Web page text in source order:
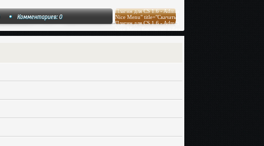
Комментариев: 0
Плагин для CS 1.6 - Admin
Nice Menu" title="Скачать
Плагин для CS 1.6 - Admin
регистрации"